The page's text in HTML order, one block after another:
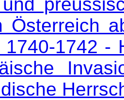
Österreich
1740-1742 -